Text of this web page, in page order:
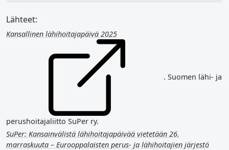
Lähteet:
Kansallinen lähihoitajapäivä 2025
. Suomen lähi- ja
perushoitajaliitto SuPer ry.
SuPer: Kansainvälistä lähihoitajapäivää vietetään 26.
marraskuuta – Eurooppalaisten perus- ja lähihoitajien järjestö